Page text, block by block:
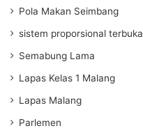
Pola Makan Seimbang
sistem proporsional terbuka
Semabung Lama
Lapas Kelas 1 Malang
Lapas Malang
Parlemen